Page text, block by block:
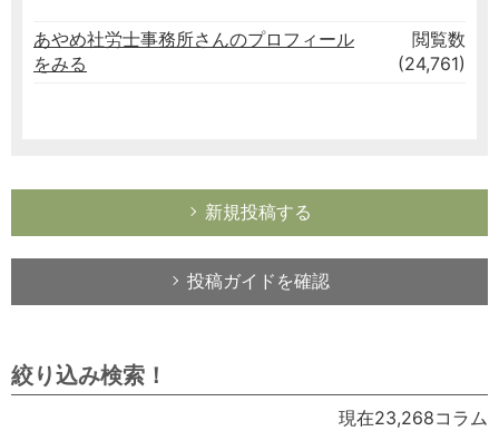
あやめ社労士事務所さんのプロフィール
をみる
閲覧数
(24,761)
新規投稿する
投稿ガイドを確認
絞り込み検索！
現在23,268コラム